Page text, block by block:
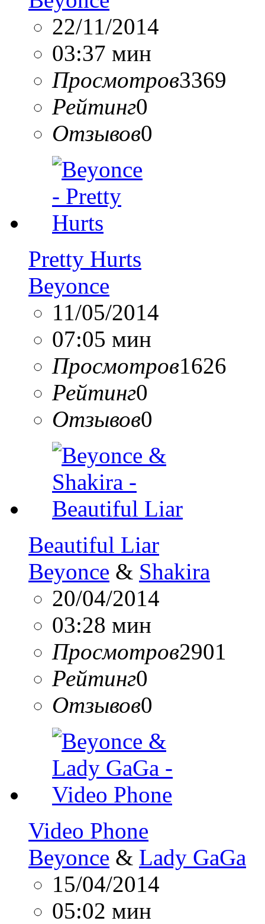
22/11/2014
03:37 мин
Просмотров3369
Рейтинг0
Отзывов0
Pretty Hurts
Beyonce
11/05/2014
07:05 мин
Просмотров1626
Рейтинг0
Отзывов0
Beautiful Liar
Beyonce & Shakira
20/04/2014
03:28 мин
Просмотров2901
Рейтинг0
Отзывов0
Video Phone
Beyonce & Lady GaGa
15/04/2014
05:02 мин